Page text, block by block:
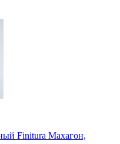
Finitura Махагон,